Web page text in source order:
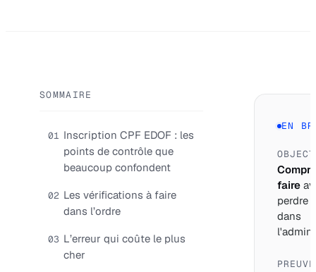
SOMMAIRE
01 Inscription CPF EDOF : les
points de contrôle que
beaucoup confondent
02 Les vérifications à faire
dans l’ordre
03 L’erreur qui coûte le plus
cher
EN
faire
perdre
dans
PREUVE